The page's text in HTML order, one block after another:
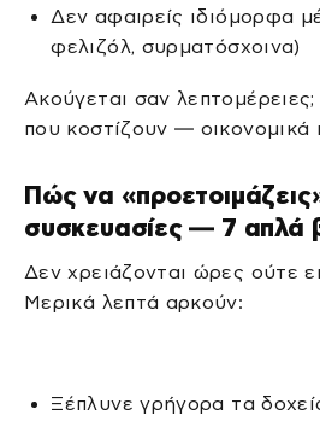
Δεν αφαιρείς ιδιόμορφα
φελιζόλ, συρματόσχοινα)
Ακούγεται σαν λεπτομέρειες;
που κοστίζουν — οικονομικά
Πώς να
συσκευασίες — 7 απλά
Δεν χρειάζονται ώρες ούτε
Μερικά λεπτά αρκούν:
Ξέπλυνε γρήγορα τα